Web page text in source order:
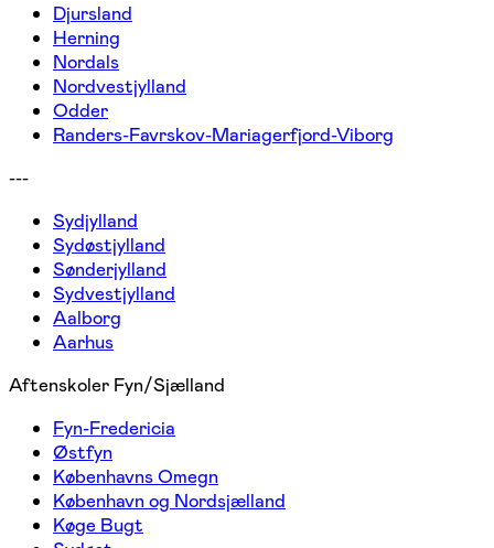
Djursland
Herning
Nordals
Nordvestjylland
Odder
Randers-Favrskov-Mariagerfjord-Viborg
---
Sydjylland
Sydøstjylland
Sønderjylland
Sydvestjylland
Aalborg
Aarhus
Aftenskoler Fyn/Sjælland
Fyn-Fredericia
Østfyn
Københavns Omegn
København og Nordsjælland
Køge Bugt